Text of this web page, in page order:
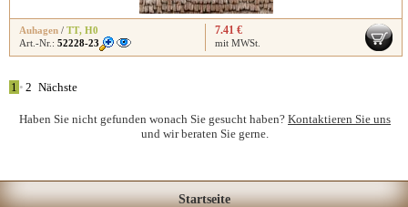
Auhagen / TT, H0
Art.-Nr.: 52228-23
7.41 €
mit MWSt.
1 • 2 Nächste
Haben Sie nicht gefunden wonach Sie gesucht haben?Kontaktieren Sie uns
und wir beraten Sie gerne.
Startseite